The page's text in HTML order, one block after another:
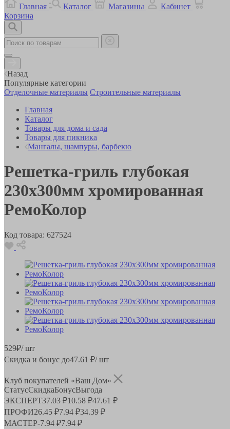
Главная
Каталог Магазины
Кабинет
Корзина
Назад
Популярные категории
Отделочные материалы Строительные материалы
Главная
Каталог
Товары для дома и сада
Товары для пикника
Мангалы, шампуры, барбекю
Решетка-гриль глубокая
230х300мм хромированная
РемоКолор
Код товара: 627524
529₽/ шт
Скидка и бонус до47.61 ₽/ шт
Клуб покупателей «Ваш Дом»
СтатусСкидкаБонусВыгода
ЭКСПЕРТ37.03 ₽10.58 ₽47.61 ₽
ПРОФИ26.45 ₽7.94 ₽34.39 ₽
МАСТЕР-7.94 ₽7.94 ₽